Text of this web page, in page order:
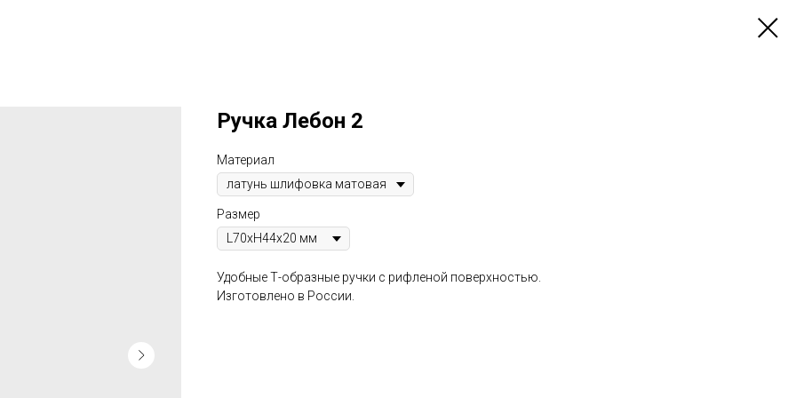
Ручка Лебон 2
Материал
Размер
Удобные Т-образные ручки с рифленой поверхностью.
Изготовлено в России.